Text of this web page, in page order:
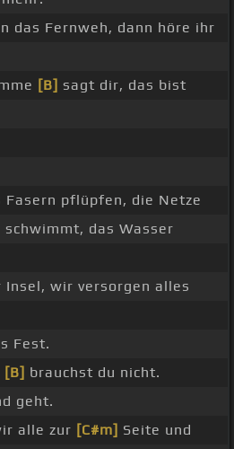
das Fernweh, dann höre ihr
[B] sagt dir, das bist
Fasern pflüpfen, die Netze
das Wasser
wir versorgen alles
Fest.
[B] brauchst du nicht.
geht.
alle zur [C#m] Seite und